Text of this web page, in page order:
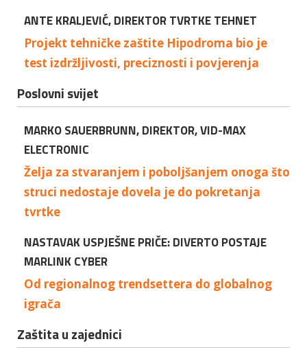
ANTE KRALJEVIĆ, DIREKTOR TVRTKE TEHNET
Projekt tehničke zaštite Hipodroma bio je
test izdržljivosti, preciznosti i povjerenja
Poslovni svijet
MARKO SAUERBRUNN, DIREKTOR, VID-MAX
ELECTRONIC
Želja za stvaranjem i poboljšanjem onoga što
struci nedostaje dovela je do pokretanja
tvrtke
NASTAVAK USPJEŠNE PRIČE: DIVERTO POSTAJE
MARLINK CYBER
Od regionalnog trendsettera do globalnog
igrača
Zaštita u zajednici